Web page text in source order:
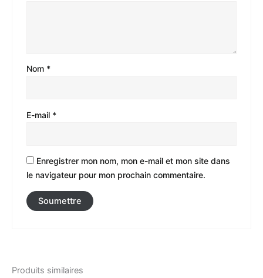
Nom *
E-mail *
Enregistrer mon nom, mon e-mail et mon site dans
le navigateur pour mon prochain commentaire.
Produits similaires